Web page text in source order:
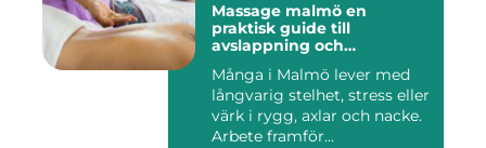
Massage malmö en
praktisk guide till
avslappning och
Många i Malmö lever med
långvarig stelhet, stress eller
värk i rygg, axlar och nacke.
Arbete framför...